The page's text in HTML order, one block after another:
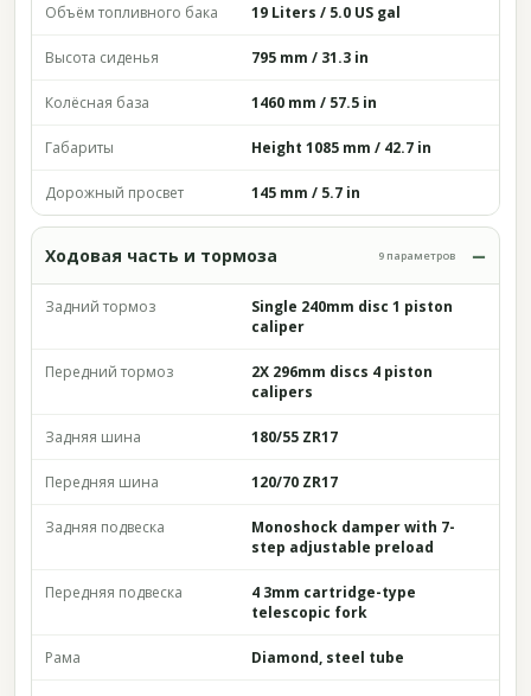
Объём топливного бака 19 Liters / 5.0 US gal
Высота сиденья 795 mm / 31.3 in
Колёсная база 1460 mm / 57.5 in
Габариты Height 1085 mm / 42.7 in
Дорожный просвет 145 mm / 5.7 in
Ходовая часть и тормоза 9 параметров
Задний тормоз
Single 240mm disc 1 piston
caliper
Передний тормоз
2X 296mm discs 4 piston
calipers
Задняя шина 180/55 ZR17
Передняя шина 120/70 ZR17
Задняя подвеска
Monoshock damper with 7-
step adjustable preload
Передняя подвеска
4 3mm cartridge-type
telescopic fork
Рама Diamond, steel tube